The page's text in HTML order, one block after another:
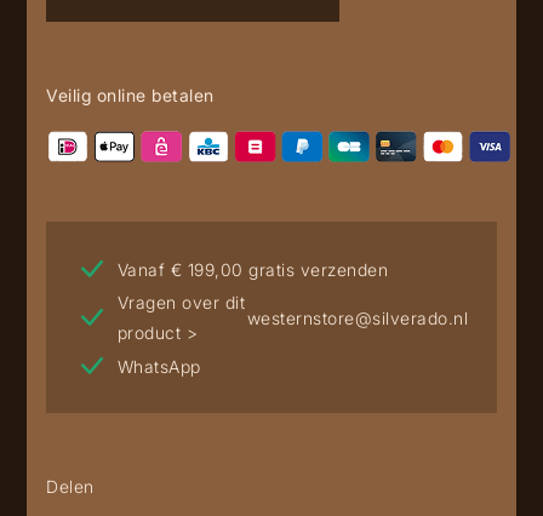
Veilig online betalen
Vanaf € 199,00 gratis verzenden
Vragen over dit
product >
westernstore@silverado.nl
WhatsApp
Delen